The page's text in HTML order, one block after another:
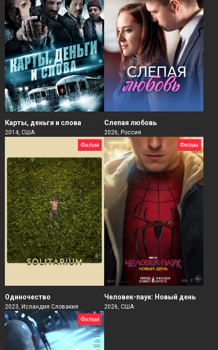
Карты, деньги и слова
2014, США
Слепая любовь
2026, Россия
Фильм
Одиночество
2023, Исландия Словакия
Фильм
Человек-паук: Новый день
2026, США
Фильм